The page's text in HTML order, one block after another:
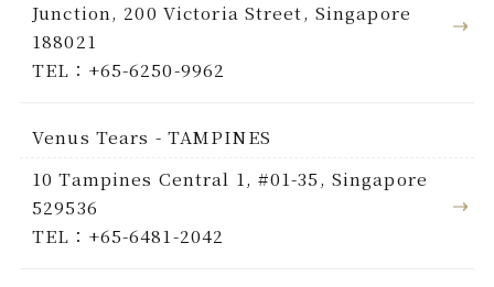
Junction, 200 Victoria Street, Singapore
188021
TEL：+65-6250-9962
Venus Tears - TAMPINES
10 Tampines Central 1, #01-35, Singapore
529536
TEL：+65-6481-2042